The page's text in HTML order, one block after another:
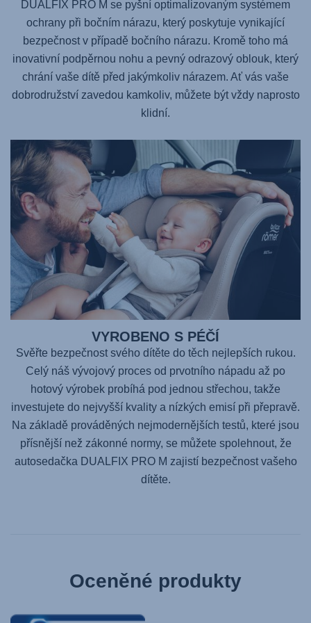
DUALFIX PRO M se pyšní optimalizovaným systémem
ochrany při bočním nárazu, který poskytuje vynikající
bezpečnost v případě bočního nárazu. Kromě toho má
inovativní podpěrnou nohu a pevný odrazový oblouk, který
chrání vaše dítě před jakýmkoliv nárazem. Ať vás vaše
dobrodružství zavedou kamkoliv, můžete být vždy naprosto
klidní.
VYROBENO S PÉČÍ
Svěřte bezpečnost svého dítěte do těch nejlepších rukou.
Celý náš vývojový proces od prvotního nápadu až po
hotový výrobek probíhá pod jednou střechou, takže
investujete do nejvyšší kvality a nízkých emisí při přepravě.
Na základě prováděných nejmodernějších testů, které jsou
přísnější než zákonné normy, se můžete spolehnout, že
autosedačka DUALFIX PRO M zajistí bezpečnost vašeho
dítěte.
Oceněné produkty